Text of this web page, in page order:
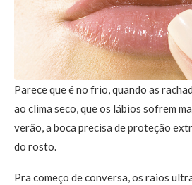
Parece que é no frio, quando as
ao clima seco, que os lábios sofrem
verão, a boca precisa de proteção
do rosto.
Pra começo de conversa, os raios